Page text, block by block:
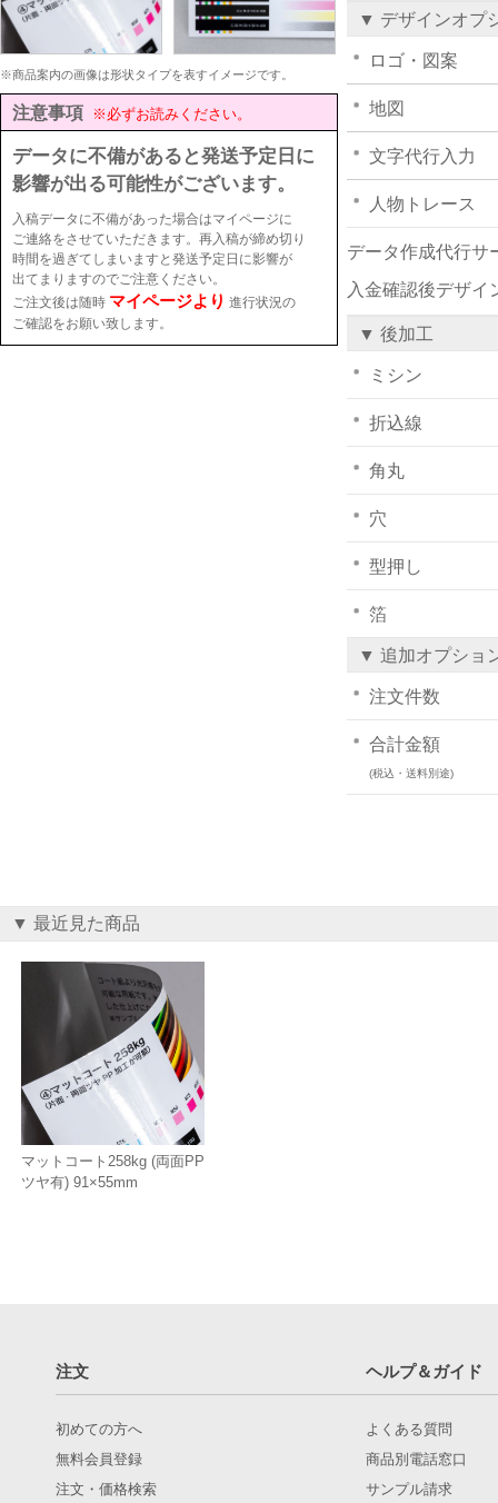
※商品案内の画像は形状タイプを表すイメージです。
注意事項 ※必ずお読みください。
データに不備があると発送予定日に
影響が出る可能性がございます。
入稿データに不備があった場合はマイページに
ご連絡をさせていただきます。再入稿が締め切り
時間を過ぎてしまいますと発送予定日に影響が
出てまりますのでご注意ください。
ご注文後は随時 マイページより 進行状況の
ご確認をお願い致します。
▼ デザインオプ
ロゴ・図案
地図
文字代行入力
人物トレース
データ作成代行サ
入金確認後デザイ
▼ 後加工
ミシン
折込線
角丸
穴
型押し
箔
▼ 追加オプショ
注文件数
合計金額
(税込・送料別途)
▼ 最近見た商品
マットコート258kg (両面PP
ツヤ有) 91×55mm
注文 ヘルプ＆ガイド
初めての方へ
無料会員登録
注文・価格検索
よくある質問
商品別電話窓口
サンプル請求